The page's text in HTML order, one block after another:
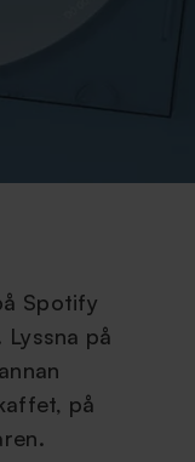
Spotify
på
på